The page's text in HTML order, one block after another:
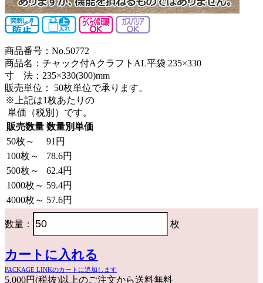
商品番号：No.50772
商品名：チャック付AクラフトAL平袋 235×330
寸 法：235×330(300)mm
販売単位：
50枚単位で承ります。
※上記は1枚あたりの
単価（税別）です。
販売数量 数量別単価
50枚～
91円
100枚～
78.6円
500枚～
62.4円
1000枚～ 59.4円
4000枚～ 57.6円
数量： 枚
カートに入れる
PACKAGE LINKのカートに追加します
5,000円(税抜)以上のご注文から送料無料